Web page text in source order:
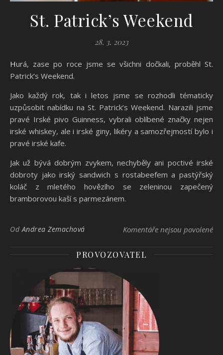
St. Patrick’s Weekend
28. 3. 2023
Hurá, zase po roce jsme se všichni dočkali, proběhl St.
Patrick’s Weekend.
Jako každý rok, tak i letos jsme se rozhodli tématicky
uzpůsobit nabídku na St. Patrick’s Weekend. Narazili jsme
pravé Irské pivo Guinness, vybrali oblíbené značky nejen
irské whiskey, ale i irské giny, likéry a samozřejmostí bylo i
pravé irské kafe.
Jak už bývá dobrým zvykem, nechyběly ani poctivé irské
dobroty jako irský sandwich s rostabeefem a pastýřský
koláč z mletého hovězího se zeleninou zapečený
bramborovou kaší s parmezánem.
Od Andrea Zemachová Komentáře nejsou povolenéu
PROVOZOVATEL